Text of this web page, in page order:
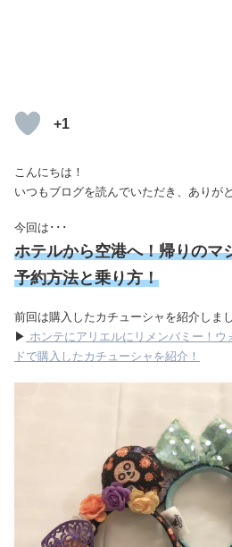
+1
こんにちは！
いつもブログを読んでいただき、ありが
今回は･･･
ホテルから空港へ！帰りのマ
予約方法と乗り方！
前回は購入したカチューシャを紹介しまし
▶ ホンテにアリエルにリメンバミー！
ドで購入したカチューシャを紹介！